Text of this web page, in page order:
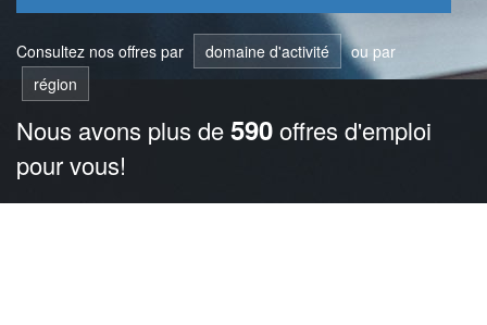
Consultez nos offres par domaine d'activité
ou par
région
Nous avons plus de590offres d'emploi
pour vous!